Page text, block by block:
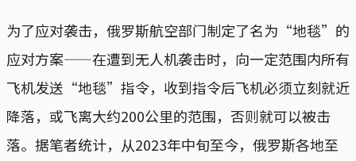
为了应对袭击，俄罗斯航空部门制定了名为“地毯”的
应对方案——在遭到无人机袭击时，向一定范围内所有
飞机发送“地毯”指令，收到指令后飞机必须立刻就近
降落，或飞离大约200公里的范围，否则就可以被击
落。据笔者统计，从2023年中旬至今，俄罗斯各地至